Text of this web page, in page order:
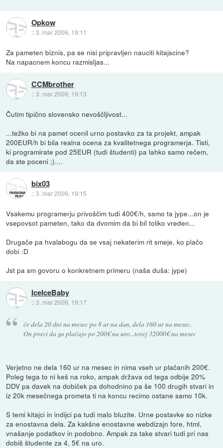
Opkow
::3. mar 2009, 19:11
Za pameten biznis, pa se nisi pripravljen nauciti kitajscine?
Na napacnem koncu razmisljas...
CCMbrother
::3. mar 2009, 19:13
Čutim tipično slovensko nevoščljivost...
...težko bi na pamet ocenil urno postavko za ta projekt, ampak
200EUR/h bi bila realna ocena za kvalitetnega programerja. Tisti,
ki programirate pod 25EUR (tudi študenti) pa lahko samo rečem,
da ste poceni ;)....
bix03
::3. mar 2009, 19:15
Vsakemu programerju privoščim tudi 400€/h, samo ta jype...on je
vsepovsot pameten, tako da dvomim da bi bil toliko vreden...
Drugače pa hvalabogu da se vsaj nekaterim rit smeje, ko plačo
dobi :D
Jst pa sm govoru o konkretnem primeru (naša duša: jype)
IceIceBaby
::3. mar 2009, 19:17
če dela 20 dni na mesec po 8 ur na dan, dela 160 ur na mesec.
On pravi da ga plačajo po 200€ na uro...torej 32000€ na mesec
Verjetno ne dela 160 ur na mesec in nima vseh ur plačanih 200€.
Poleg tega to ni keš na roko, ampak država od tega odbije 20%
DDV pa davek na dobiček pa dohodnino pa še 100 drugih stvari in
iz 20k mesečnega prometa ti na koncu recimo ostane samo 10k.
S temi kitajci in indijci pa tudi malo bluzite. Urne postavke so nizke
za enostavna dela. Za kakšne enostavne webdizajn fore, html,
vnašanje podatkov in podobno. Ampak za take stvari tudi pri nas
dobiš študente za 4, 5€ na uro.